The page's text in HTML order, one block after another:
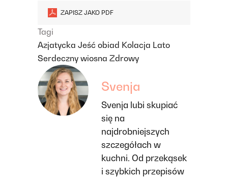
ZAPISZ JAKO PDF
Tagi
Azjatycka Jeść obiad Kolacja Lato
Serdeczny wiosna Zdrowy
Svenja
Svenja lubi skupiać
się na
najdrobniejszych
szczegółach w
kuchni. Od przekąsek
i szybkich przepisów